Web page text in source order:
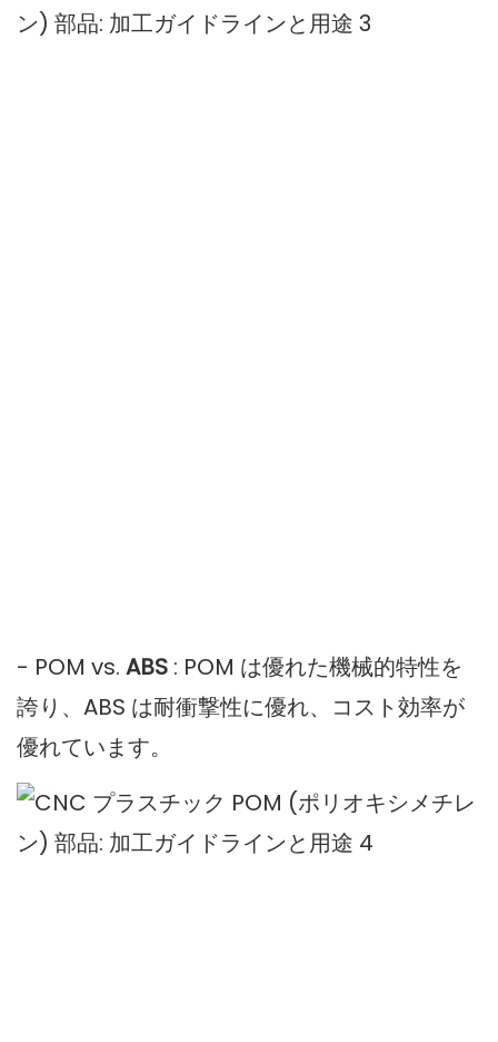
- POM vs. ABS : POM は優れた機械的特性を
誇り、ABS は耐衝撃性に優れ、コスト効率が
優れています。